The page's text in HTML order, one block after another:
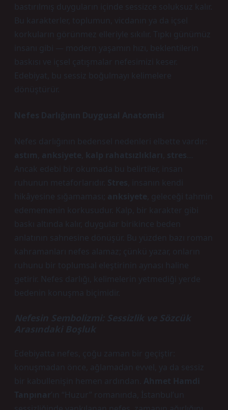
bastırılmış duyguların içinde sessizce soluksuz kalır.
Bu karakterler, toplumun, vicdanın ya da içsel
korkuların görünmez elleriyle sıkılır. Tıpkı günümüz
insanı gibi — modern yaşamın hızı, beklentilerin
baskısı ve içsel çatışmalar nefesimizi keser.
Edebiyat, bu sessiz boğulmayı kelimelere
dönüştürür.
Nefes Darlığının Duygusal Anatomisi
Nefes darlığının bedensel nedenleri elbette vardır:
astım
anksiyete kalp rahatsızlıkları stres
Ancak edebi bir okumada bu belirtiler, insan
ruhunun metaforlarıdır.
Stres
, insanın kendi
hikâyesine sığamaması;
anksiyete
, geleceği tahmin
edememenin korkusudur. Kalp, bir karakter gibi
baskı altında kalır, duygular birikince beden
anlatının sahnesine dönüşür. Bu yüzden bazı roman
kahramanları nefes alamaz; çünkü yazar, onların
ruhunu bir toplumsal eleştirinin aynası haline
getirir. Nefes darlığı, kelimelerin yetmediği yerde
bedenin konuşma biçimidir.
Nefesin Sembolizmi: Sessizlik ve Sözcük
Arasındaki Boşluk
Edebiyatta nefes, çoğu zaman bir geçiştir:
konuşmadan önce, ağlamadan evvel, ya da sessiz
bir kabullenişin hemen ardından.
Ahmet Hamdi
Tanpınar
’ın “Huzur” romanında, İstanbul’un